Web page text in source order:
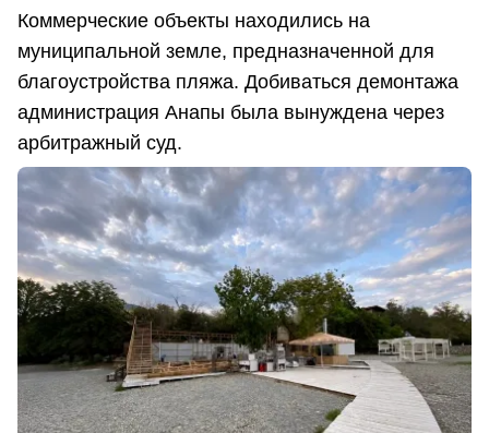
Коммерческие объекты находились на
муниципальной земле, предназначенной для
благоустройства пляжа. Добиваться демонтажа
администрация Анапы была вынуждена через
арбитражный суд.